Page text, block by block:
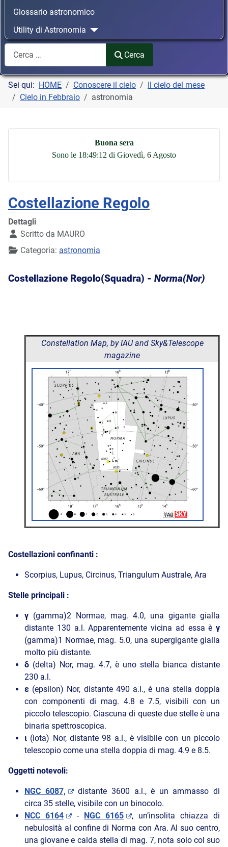
Glossario astronomico
Utility di Astronomia
Cerca
Cerca
Sei qui: HOME Conoscere il cielo
Il cielo del mese
Cielo in Febbraio
astronomia
Buona sera
Sono le 18:49:13 di Giovedì, 6 Agosto
Costellazione Regolo
Dettagli
Scritto da MAURO
Categoria: astronomia
Costellazione Regolo(Squadra) - Norma(Nor)
Constellation Map, by IAU and Sky&Telescope
magazine
Costellazioni confinanti :
Scorpius, Lupus, Circinus, Triangulum Australe, Ara
Stelle principali :
γ (gamma)2 Normae, mag. 4.0, una gigante gialla
distante 130 a.l. Apparentemente vicina ad essa è γ
(gamma)1 Normae, mag. 5.0, una supergigante gialla
molto più distante.
δ (delta) Nor, mag. 4.7, è uno stella bianca distante
230 a.l.
ε (epsilon) Nor, distante 490 a.l., è una stella doppia
con componenti di mag. 4.8 e 7.5, visibili con un
piccolo telescopio. Ciascuna di queste due stelle è una
binaria spettroscopica.
ι (iota) Nor, distante 98 a.l., è visibile con un piccolo
telescopio come una stella doppia di mag. 4.9 e 8.5.
Oggetti notevoli:
NGC 6087,
distante 3600 a.l., è un ammasso di
circa 35 stelle, visibile con un binocolo.
NCC 6164
- NGC 6165
, un’insolita chiazza di
nebulosità al confine di Norma con Ara. Al suo centro,
una giovane e calda stella di mag. 7, nota solo col suo